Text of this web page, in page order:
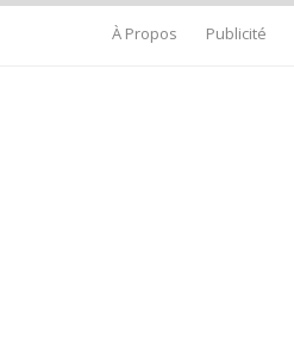
À Propos Publicité